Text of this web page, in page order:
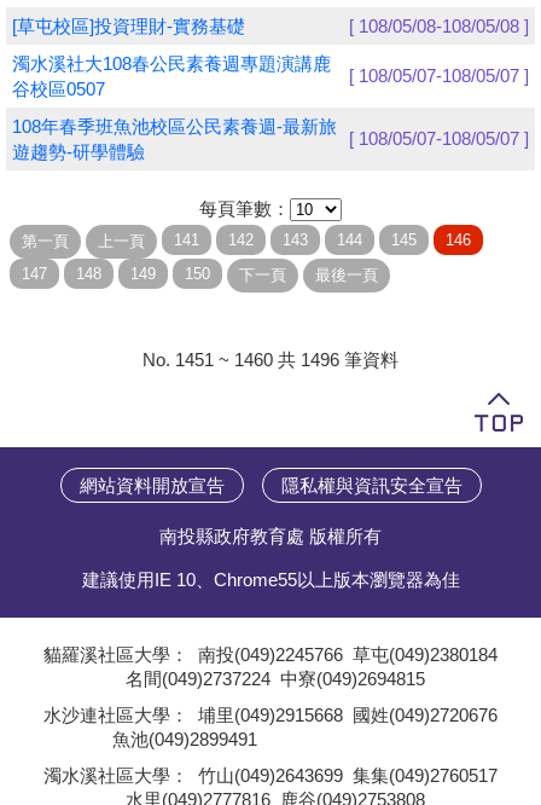
[草屯校區]投資理財-實務基礎
[ 108/05/08-108/05/08 ]
濁水溪社大108春公民素養週專題演講鹿
谷校區0507
[ 108/05/07-108/05/07 ]
108年春季班魚池校區公民素養週-最新旅
遊趨勢-研學體驗
[ 108/05/07-108/05/07 ]
每頁筆數：
No. 1451 ~ 1460 共 1496 筆資料
網站資料開放宣告 隱私權與資訊安全宣告
南投縣政府教育處 版權所有
建議使用IE 10、Chrome55以上版本瀏覽器為佳
貓羅溪社區大學： 南投(049)2245766 草屯(049)2380184
名間(049)2737224 中寮(049)2694815
水沙連社區大學： 埔里(049)2915668 國姓(049)2720676
魚池(049)2899491
濁水溪社區大學： 竹山(049)2643699 集集(049)2760517
水里(049)2777816 鹿谷(049)2753808